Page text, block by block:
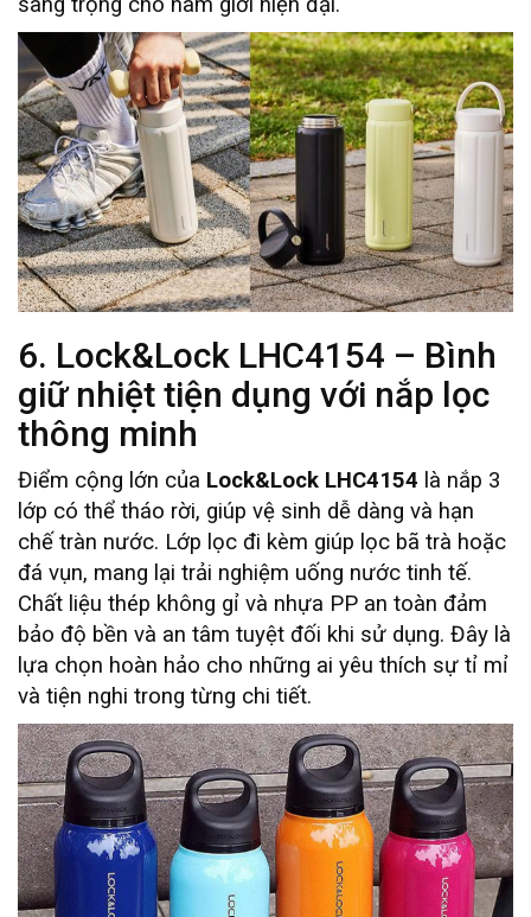
sang trọng cho nam giới hiện đại.
6. Lock&Lock LHC4154 – Bình
giữ nhiệt tiện dụng với nắp lọc
thông minh
Điểm cộng lớn của Lock&Lock LHC4154 là nắp 3
lớp có thể tháo rời, giúp vệ sinh dễ dàng và hạn
chế tràn nước. Lớp lọc đi kèm giúp lọc bã trà hoặc
đá vụn, mang lại trải nghiệm uống nước tinh tế.
Chất liệu thép không gỉ và nhựa PP an toàn đảm
bảo độ bền và an tâm tuyệt đối khi sử dụng. Đây là
lựa chọn hoàn hảo cho những ai yêu thích sự tỉ mỉ
và tiện nghi trong từng chi tiết.